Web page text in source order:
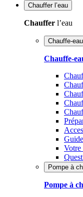
Chauffer l’eau
Chauffer l’eau
Chauffe-eau
Chauffe-
Votre
Pompe à
Pompe à